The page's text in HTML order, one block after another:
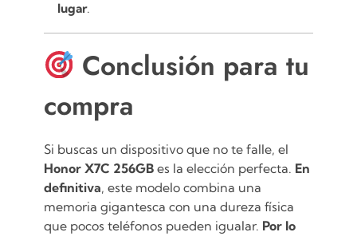
lugar.
Conclusión para tu
compra
Si buscas un dispositivo que no te falle, el
Honor X7C 256GB es la elección perfecta. En
definitiva, este modelo combina una
memoria gigantesca con una dureza física
que pocos teléfonos pueden igualar. Por lo